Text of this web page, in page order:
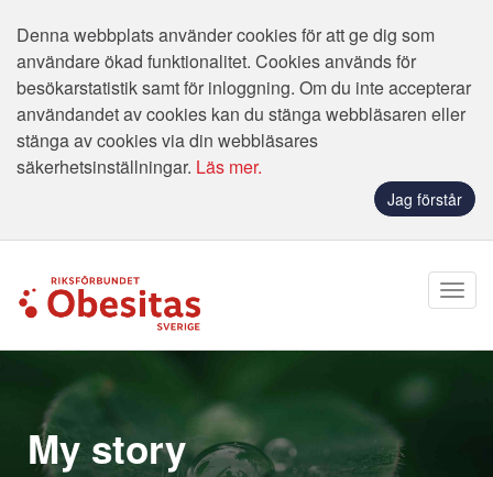
Denna webbplats använder cookies för att ge dig som
användare ökad funktionalitet. Cookies används för
besökarstatistik samt för inloggning. Om du inte accepterar
användandet av cookies kan du stänga webbläsaren eller
stänga av cookies via din webbläsares
säkerhetsinställningar. Läs mer.
Jag förstår
My story